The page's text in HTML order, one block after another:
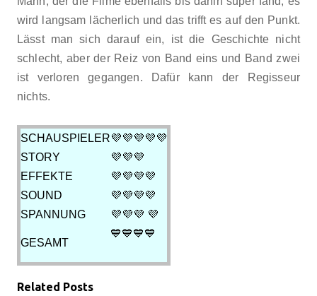
wird langsam lächerlich und das trifft es auf den Punkt.
Lässt man sich darauf ein, ist die Geschichte nicht
schlecht, aber der Reiz von Band eins und Band zwei
ist verloren gegangen. Dafür kann der Regisseur
nichts.
SCHAUSPIELER💜💜💜💜💜
STORY
💜💜💜
EFFEKTE
💜💜💜💜
SOUND
💜💜💜💜
SPANNUNG
💜💜💜 💜
GESAMT
💙💙💙💙
Related Posts